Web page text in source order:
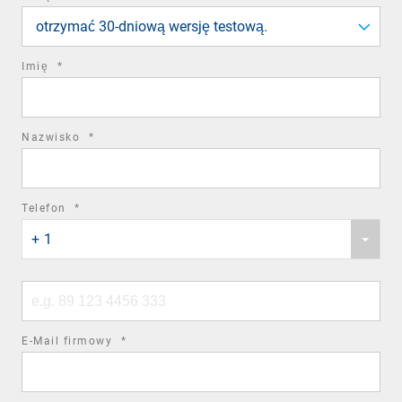
otrzymać 30-dniową wersję testową.
Imię *
Nazwisko *
Telefon *
country
code
+ 1
number
E-Mail firmowy *